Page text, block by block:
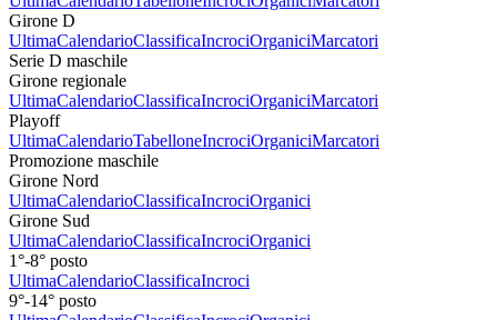
Girone D
UltimaCalendarioClassificaIncrociOrganiciMarcatori
Serie D maschile
Girone regionale
UltimaCalendarioClassificaIncrociOrganiciMarcatori
Playoff
UltimaCalendarioTabelloneIncrociOrganiciMarcatori
Promozione maschile
Girone Nord
UltimaCalendarioClassificaIncrociOrganici
Girone Sud
UltimaCalendarioClassificaIncrociOrganici
1°-8° posto
UltimaCalendarioClassificaIncroci
9°-14° posto